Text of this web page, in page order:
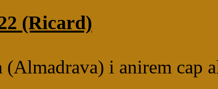
(Ricard)
i anirem cap